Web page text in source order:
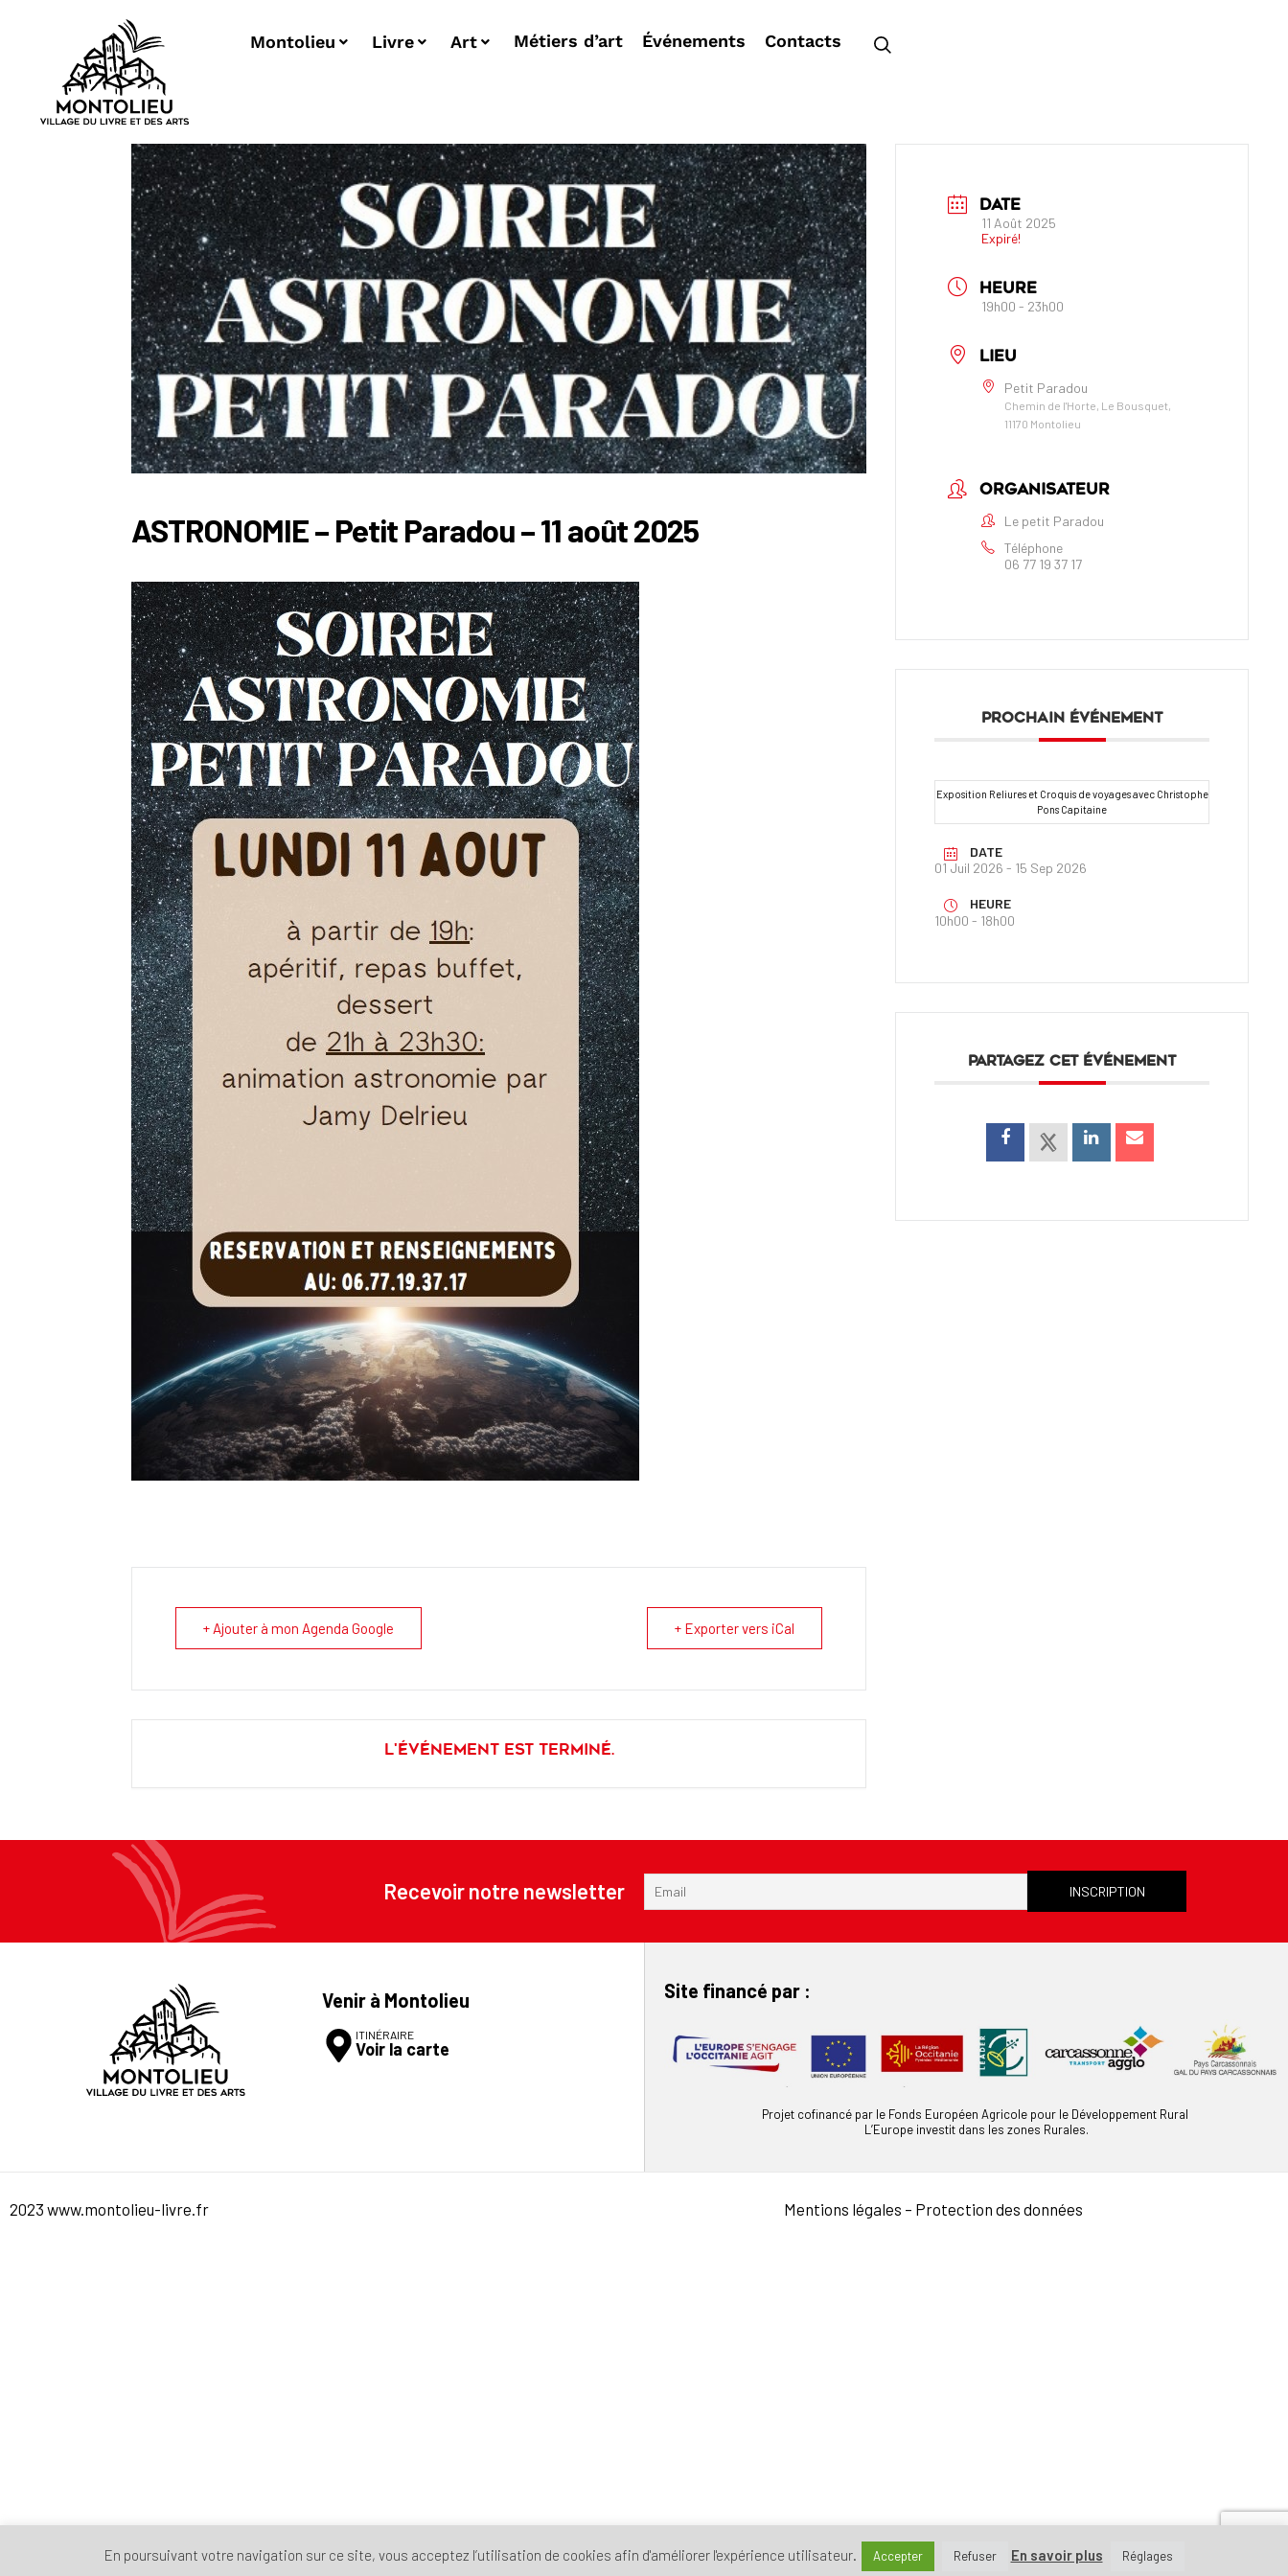
Montolieu Livre Art Métiers d’art Événements Contacts
ASTRONOMIE – Petit Paradou – 11 août 2025
+ Ajouter à mon Agenda Google + Exporter vers iCal
L'événement est terminé.
DATE
11 Août 2025
Expiré!
HEURE
19h00 - 23h00
LIEU
Petit Paradou
Chemin de l'Horte, Le Bousquet,
11170 Montolieu
ORGANISATEUR
Le petit Paradou
Téléphone
06 77 19 37 17
PROCHAIN ÉVÉNEMENT
Exposition Reliures et Croquis de voyages avec Christophe
Pons Capitaine
DATE
01 Juil 2026 - 15 Sep 2026
HEURE
10h00 - 18h00
PARTAGEZ CET ÉVÉNEMENT
Recevoir notre newsletter
Venir à Montolieu
ITINÉRAIRE
Voir la carte
Site financé par :
Projet cofinancé par le Fonds Européen Agricole pour le Développement Rural
L’Europe investit dans les zones Rurales.
2023 www.montolieu-livre.fr Mentions légales – Protection des données
En poursuivant votre navigation sur ce site, vous acceptez l’utilisation de cookies afin d'améliorer l'expérience utilisateur. Accepter Refuser En savoir plus Réglages